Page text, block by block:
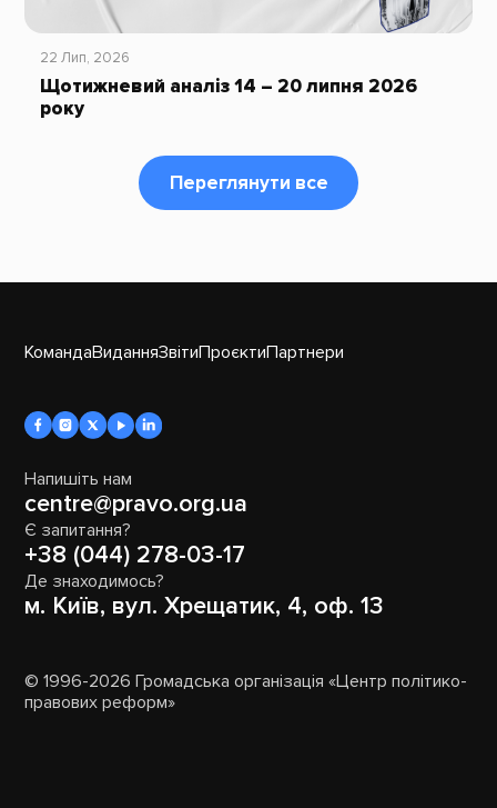
22 Лип, 2026
Щотижневий аналіз 14 – 20 липня 2026
року
Переглянути все
КомандаВиданняЗвітиПроєктиПартнери
Напишіть нам
centre@pravo.org.ua
Є запитання?
+38 (044) 278-03-17
Де знаходимось?
м. Київ, вул. Хрещатик, 4, оф. 13
© 1996-2026 Громадська організація «Центр політико-
правових реформ»